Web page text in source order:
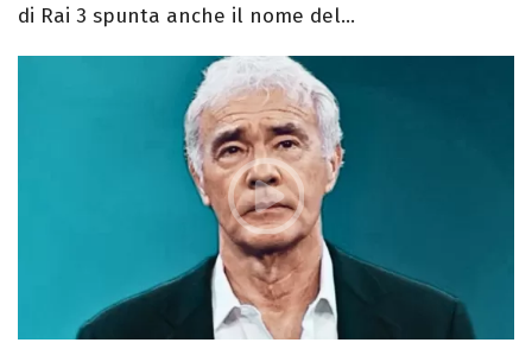
di Rai 3 spunta anche il nome del...